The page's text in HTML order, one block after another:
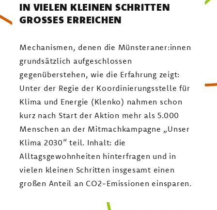
IN VIELEN KLEINEN SCHRITTEN
GROSSES ERREICHEN
Mechanismen, denen die Münsteraner:innen
grundsätzlich aufgeschlossen
gegenüberstehen, wie die Erfahrung zeigt:
Unter der Regie der Koordinierungsstelle für
Klima und Energie (Klenko) nahmen schon
kurz nach Start der Aktion mehr als 5.000
Menschen an der Mitmachkampagne „Unser
Klima 2030“ teil. Inhalt: die
Alltagsgewohnheiten hinterfragen und in
vielen kleinen Schritten insgesamt einen
großen Anteil an CO2-Emissionen einsparen.